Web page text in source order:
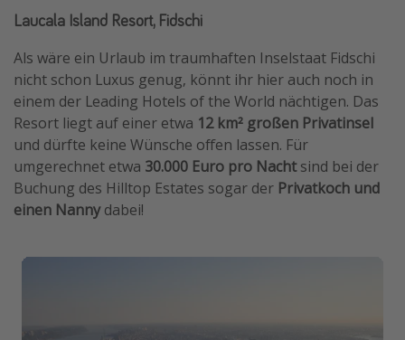
Laucala Island Resort, Fidschi
Als wäre ein Urlaub im traumhaften Inselstaat Fidschi
nicht schon Luxus genug, könnt ihr hier auch noch in
einem der Leading Hotels of the World nächtigen. Das
Resort liegt auf einer etwa 12 km² großen Privatinsel
und dürfte keine Wünsche offen lassen. Für
umgerechnet etwa 30.000 Euro pro Nachtsind bei der
Buchung des Hilltop Estates sogar der Privatkoch und
einen Nannydabei!